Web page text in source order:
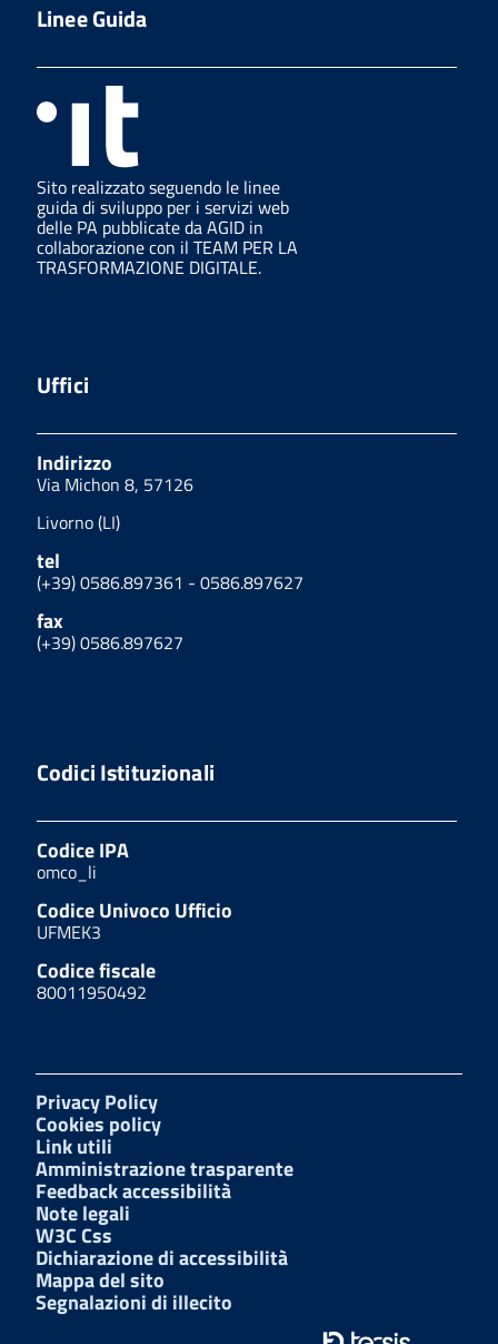
Linee Guida
Sito realizzato seguendo le linee
guida di sviluppo per i servizi web
delle PA pubblicate da AGID in
collaborazione con il TEAM PER LA
TRASFORMAZIONE DIGITALE.
Uffici
Indirizzo
Via Michon 8, 57126
Livorno (LI)
tel
(+39) 0586.897361 - 0586.897627
fax
(+39) 0586.897627
Codici Istituzionali
Codice IPA
omco_li
Codice Univoco Ufficio
UFMEK3
Codice fiscale
80011950492
Privacy Policy
Cookies policy
Link utili
Amministrazione trasparente
Feedback accessibilità
Note legali
W3C Css
Dichiarazione di accessibilità
Mappa del sito
Segnalazioni di illecito